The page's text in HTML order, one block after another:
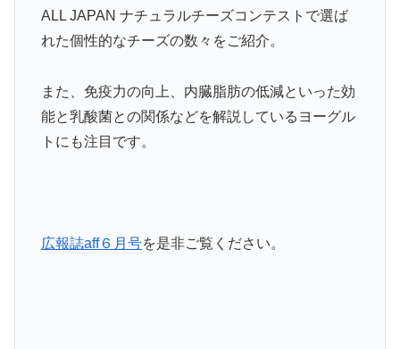
ALL JAPAN ナチュラルチーズコンテストで選ば
れた個性的なチーズの数々をご紹介。
また、免疫力の向上、内臓脂肪の低減といった効
能と乳酸菌との関係などを解説しているヨーグル
トにも注目です。
広報誌aff６月号を是非ご覧ください。